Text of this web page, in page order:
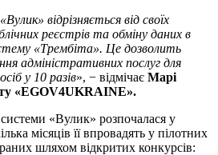
відрізняється від своїх
реєстрів та обміну даних в
«Трембіта». Це дозволить
адміністративних послуг для
у 10 разів», − відмічає Марі
«EGOV4UKRAINE».
«Вулик» розпочалася у
місяців її впровадять у пілотних
шляхом відкритих конкурсів: